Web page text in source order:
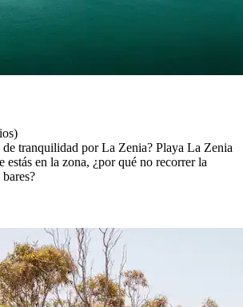
de tranquilidad por La Zenia? Playa La Zenia
estás en la zona, ¿por qué no recorrer la